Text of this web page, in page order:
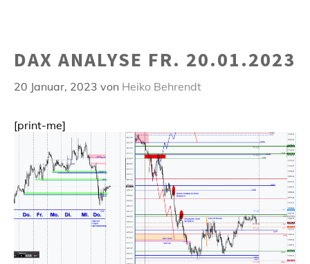
DAX ANALYSE FR. 20.01.2023
20 Januar, 2023 von Heiko Behrendt
[print-me]